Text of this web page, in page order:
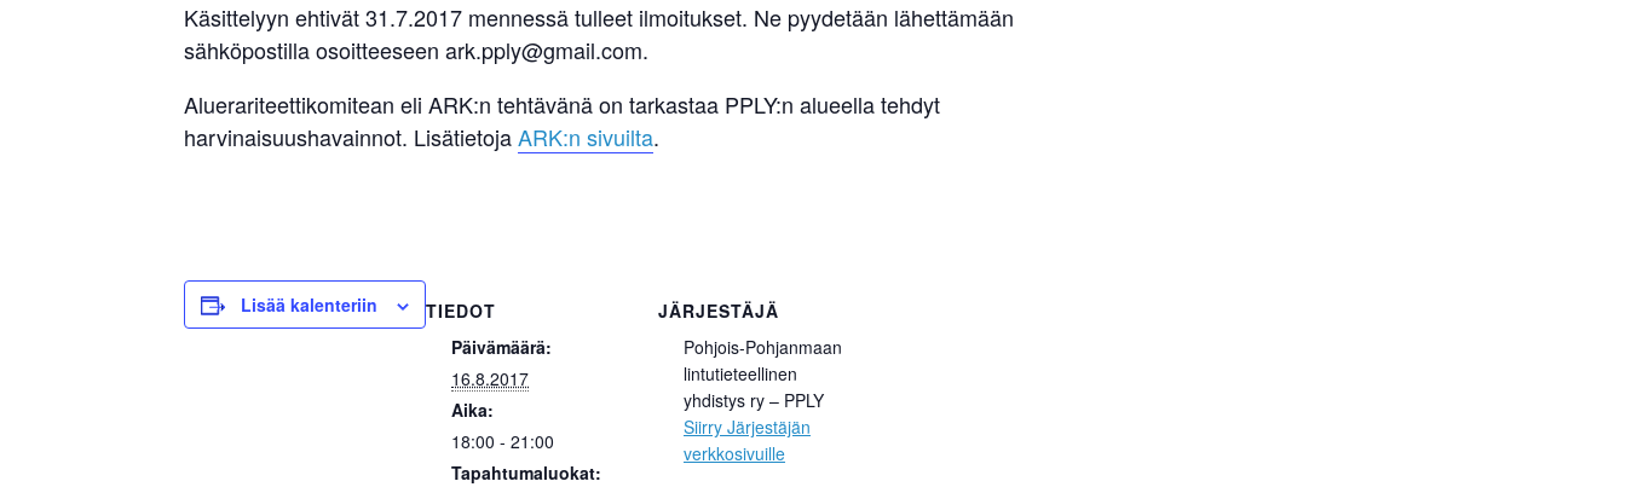
Käsittelyyn ehtivät 31.7.2017 mennessä tulleet ilmoitukset. Ne pyydetään lähettämään
sähköpostilla osoitteeseen ark.pply@gmail.com.
Aluerariteettikomitean eli ARK:n tehtävänä on tarkastaa PPLY:n alueella tehdyt
harvinaisuushavainnot. LisätietojaARK:n sivuilta.
Lisää kalenteriin
TIEDOT
Päivämäärä:
16.8.2017
Aika:
18:00 - 21:00
Tapahtumaluokat:
JÄRJESTÄJÄ
Pohjois-Pohjanmaan
lintutieteellinen
yhdistys ry – PPLY
Siirry Järjestäjän
verkkosivuille